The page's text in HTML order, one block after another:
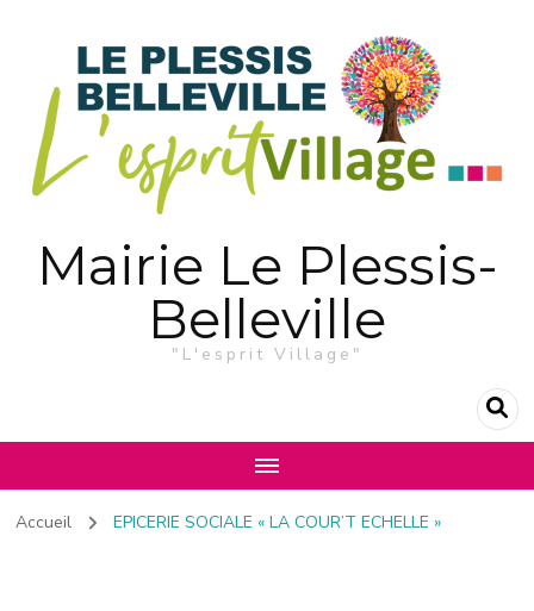
Mairie Le Plessis-
Belleville
"L'esprit Village"
Accueil EPICERIE SOCIALE « LA COUR’T ECHELLE »